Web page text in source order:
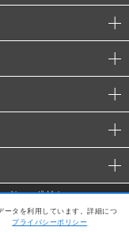
シーポリシー
ータを利用しています。詳細につ
プライバシーポリシー